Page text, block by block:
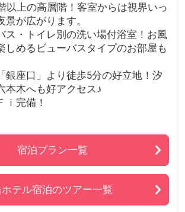
上の高層階！客室からは視界いっ
景が広がります。
・トイレ別の洗い場付浴室！お風
しめるビューバスタイプのお部屋も
座口」より徒歩5分の好立地！汐
本木へも好アクセス♪
完備！
宿泊プラン一覧
ホテル宿泊のツアー一覧